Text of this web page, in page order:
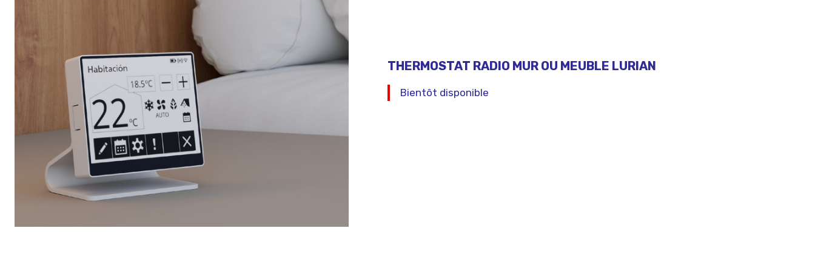
THERMOSTAT RADIO MUR OU MEUBLE LURIAN
Bientôt disponible